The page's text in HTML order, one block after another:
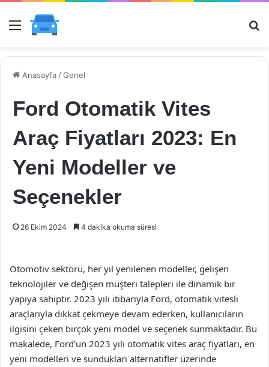
Menü
Anasayfa /Genel
Ford Otomatik Vites
Araç Fiyatları 2023: En
Yeni Modeller ve
Seçenekler
26 Ekim 2024 4 dakika okuma süresi
Otomotiv sektörü, her yıl yenilenen modeller, gelişen
teknolojiler ve değişen müşteri talepleri ile dinamik bir
yapıya sahiptir. 2023 yılı itibarıyla Ford, otomatik vitesli
araçlarıyla dikkat çekmeye devam ederken, kullanıcıların
ilgisini çeken birçok yeni model ve seçenek sunmaktadır. Bu
makalede, Ford’un 2023 yılı otomatik vites araç fiyatları, en
yeni modelleri ve sundukları alternatifler üzerinde